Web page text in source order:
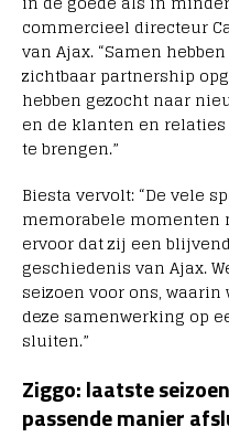
commercieel directeur
van Ajax. “Samen
zichtbaar partnership
hebben gezocht naar
en de klanten en
te brengen.”
Biesta vervolt: “De vele
memorabele momenten
ervoor dat zij een
geschiedenis van Ajax.
seizoen voor ons,
deze samenwerking op
sluiten.”
Ziggo: laatste
passende manier